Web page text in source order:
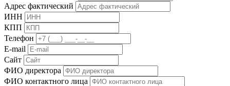
Адрес фактический
ИНН
КПП
Телефон
E-mail
Сайт
ФИО директора
ФИО контактного лица